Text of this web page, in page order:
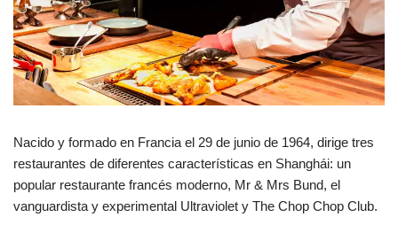
Nacido y formado en Francia el 29 de junio de 1964, dirige tres
restaurantes de diferentes características en Shanghái: un
popular restaurante francés moderno, Mr & Mrs Bund, el
vanguardista y experimental Ultraviolet y The Chop Chop Club.